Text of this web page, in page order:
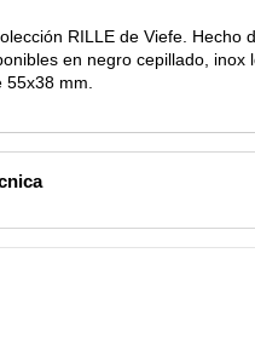
RILLE de Viefe. Hecho
en negro cepillado, inox
mm.